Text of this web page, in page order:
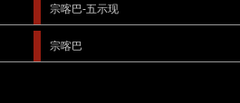
宗喀巴-五示现
宗喀巴